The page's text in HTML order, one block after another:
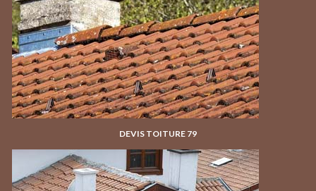
DEVIS TOITURE 79